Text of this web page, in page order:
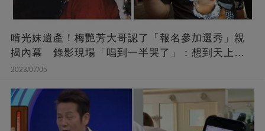
啃光妹遺產！梅艷芳大哥認了「報名參加選秀」親
揭內幕 錄影現場「唱到一半哭了」：想到天上的
她
2023/07/05